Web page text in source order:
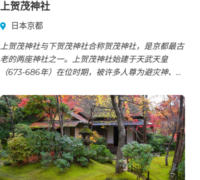
上贺茂神社
日本京都
上贺茂神社与下贺茂神社合称贺茂神社，是京都最古
老的两座神社之一。上贺茂神社始建于天武天皇
（673-686年）在位时期，被许多人尊为避灾神、电